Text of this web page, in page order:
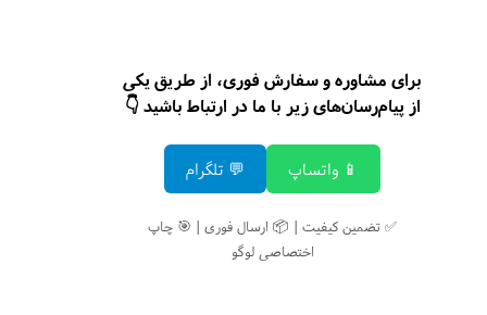
برای مشاوره و سفارش فوری، از طریق یکی
از پیام‌رسان‌های زیر با ما در ارتباط باشید 👇
📱 واتساپ 💬 تلگرام
✅ تضمین کیفیت | 📦 ارسال فوری | 🎯 چاپ
اختصاصی لوگو